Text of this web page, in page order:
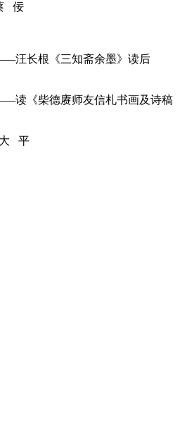
佞
汪长根《三知斋余墨》读后
读《柴德赓师友信札书画及诗稿
大 平